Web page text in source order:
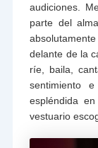
audiciones.
parte del
delante de la
ríe, baila,
sentimiento
espléndida
vestuario